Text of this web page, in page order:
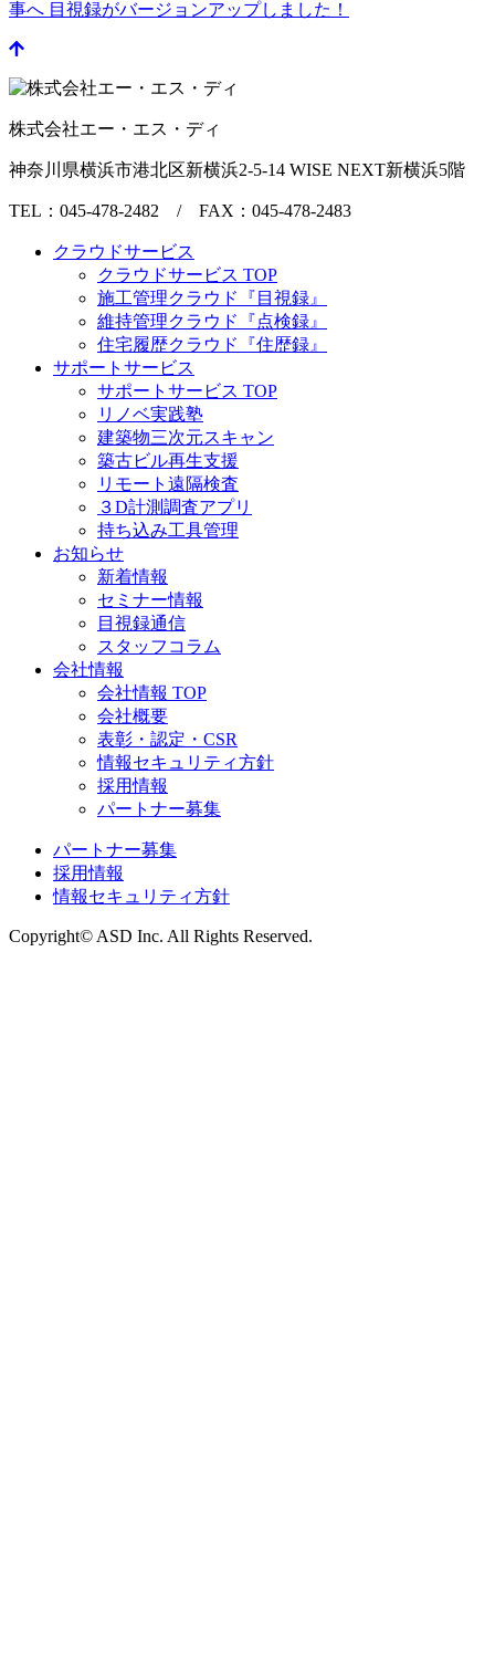
事へ 目視録がバージョンアップしました！
株式会社エー・エス・ディ
神奈川県横浜市港北区新横浜2-5-14 WISE NEXT新横浜5階
TEL：045-478-2482 / FAX：045-478-2483
クラウドサービス
クラウドサービス TOP
施工管理クラウド『目視録』
維持管理クラウド『点検録』
住宅履歴クラウド『住歴録』
サポートサービス
サポートサービス TOP
リノベ実践塾
建築物三次元スキャン
築古ビル再生支援
リモート遠隔検査
３D計測調査アプリ
持ち込み工具管理
お知らせ
新着情報
セミナー情報
目視録通信
スタッフコラム
会社情報
会社情報 TOP
会社概要
表彰・認定・CSR
情報セキュリティ方針
採用情報
パートナー募集
パートナー募集
採用情報
情報セキュリティ方針
Copyright© ASD Inc. All Rights Reserved.